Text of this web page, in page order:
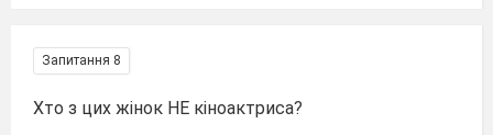
Запитання 8
Хто з цих жінок НЕ кіноактриса?